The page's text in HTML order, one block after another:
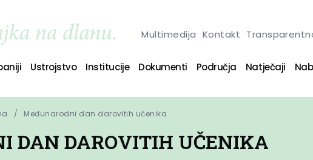
Multimedija Kontakt
Ustrojstvo Institucije Dokumenti Područja Natječaji
Međunarodni dan darovitih učenika
DAN DAROVITIH UČENIKA